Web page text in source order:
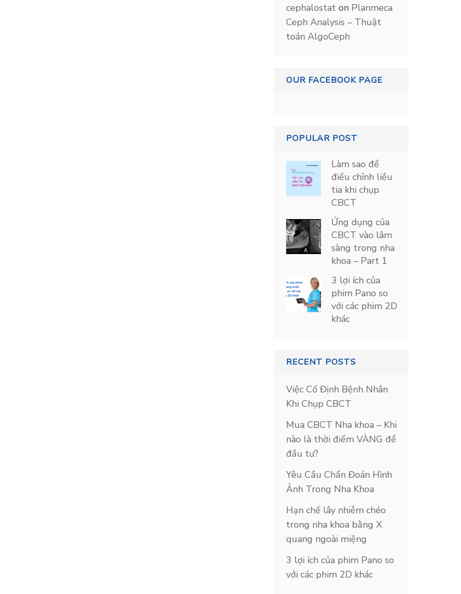
cephalostaton Planmeca
Ceph Analysis – Thuật
toán AlgoCeph
OUR FACEBOOK PAGE
POPULAR POST
Làm sao để
điều chỉnh liều
tia khi chụp
CBCT
Ứng dụng của
CBCT vào lâm
sàng trong nha
khoa – Part 1
3 lợi ích của
phim Pano so
với các phim 2D
khác
RECENT POSTS
Việc Cố Định Bệnh Nhân
Khi Chụp CBCT
Mua CBCT Nha khoa – Khi
nào là thời điểm VÀNG để
đầu tư?
Yêu Cầu Chẩn Đoán Hình
Ảnh Trong Nha Khoa
Hạn chế lây nhiễm chéo
trong nha khoa bằng X
quang ngoài miệng
3 lợi ích của phim Pano so
với các phim 2D khác